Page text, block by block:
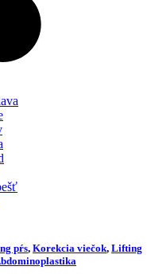
pŕs, Korekcia viečok, Lifting